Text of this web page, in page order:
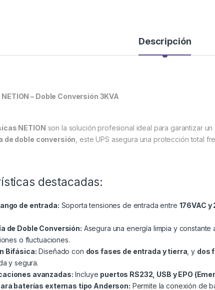
Descripción
– Doble Conversión 3KVA
NETION son la solución profesional ideal para garantizar
de doble conversión , este UPS asegura una protección total
destacadas:
de entrada: Soporta tensiones de entrada entre 176VAC y
de Doble Conversión: Asegura una energía limpia y
o fluctuaciones.
Bifásica: Diseñado con dos fases de entrada y tierra , y dos
y segura.
avanzadas: Incluye puertos RS232, USB y EPO
baterías externas tipo Anderson: Permite la conexión de